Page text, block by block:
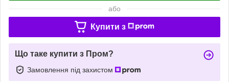
або
Купити з
Що таке купити з Пром?
Замовлення під захистом